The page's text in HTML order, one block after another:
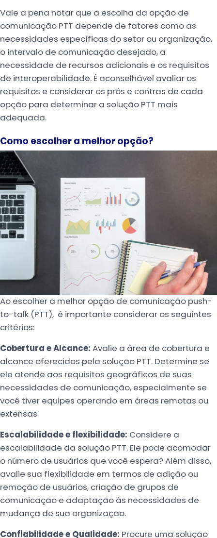
Vale a pena notar que a escolha da opção de
comunicação PTT depende de fatores como as
necessidades específicas do setor ou organização,
o intervalo de comunicação desejado, a
necessidade de recursos adicionais e os requisitos
de interoperabilidade. É aconselhável avaliar os
requisitos e considerar os prós e contras de cada
opção para determinar a solução PTT mais
adequada.
Como escolher a melhor opção?
Ao escolher a melhor opção de comunicação push-
to-talk (PTT), é importante considerar os seguintes
critérios:
Cobertura e Alcance: Avalie a área de cobertura e
alcance oferecidos pela solução PTT. Determine se
ele atende aos requisitos geográficos de suas
necessidades de comunicação, especialmente se
você tiver equipes operando em áreas remotas ou
extensas.
Escalabilidade e flexibilidade: Considere a
escalabilidade da solução PTT. Ele pode acomodar
o número de usuários que você espera? Além disso,
avalie sua flexibilidade em termos de adição ou
remoção de usuários, criação de grupos de
comunicação e adaptação às necessidades de
mudança de sua organização.
Confiabilidade e Qualidade: Procure uma solução